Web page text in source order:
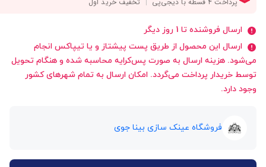
ارسال فروشنده تا 1 روز دیگر
ارسال این محصول از طریق پست پیشتاز و یا تیپاکس انجام
می‌شود. هزینه ارسال به صورت پس‌کرایه محاسبه شده و هنگام تحویل
توسط خریدار پرداخت می‌گردد. امکان ارسال به تمام شهرهای کشور
وجود دارد.
فروشگاه عینک سازی بینا جوی